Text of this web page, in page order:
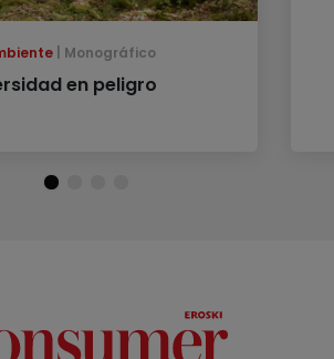
Monográfico
en peligro